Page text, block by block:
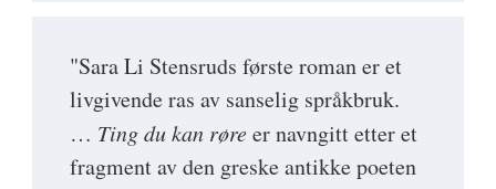
"Sara Li Stensruds første roman er et
livgivende ras av sanselig språkbruk.
… Ting du kan røreer navngitt etter et
fragment av den greske antikke poeten